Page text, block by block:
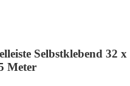
Selbstklebend 32 x
Meter